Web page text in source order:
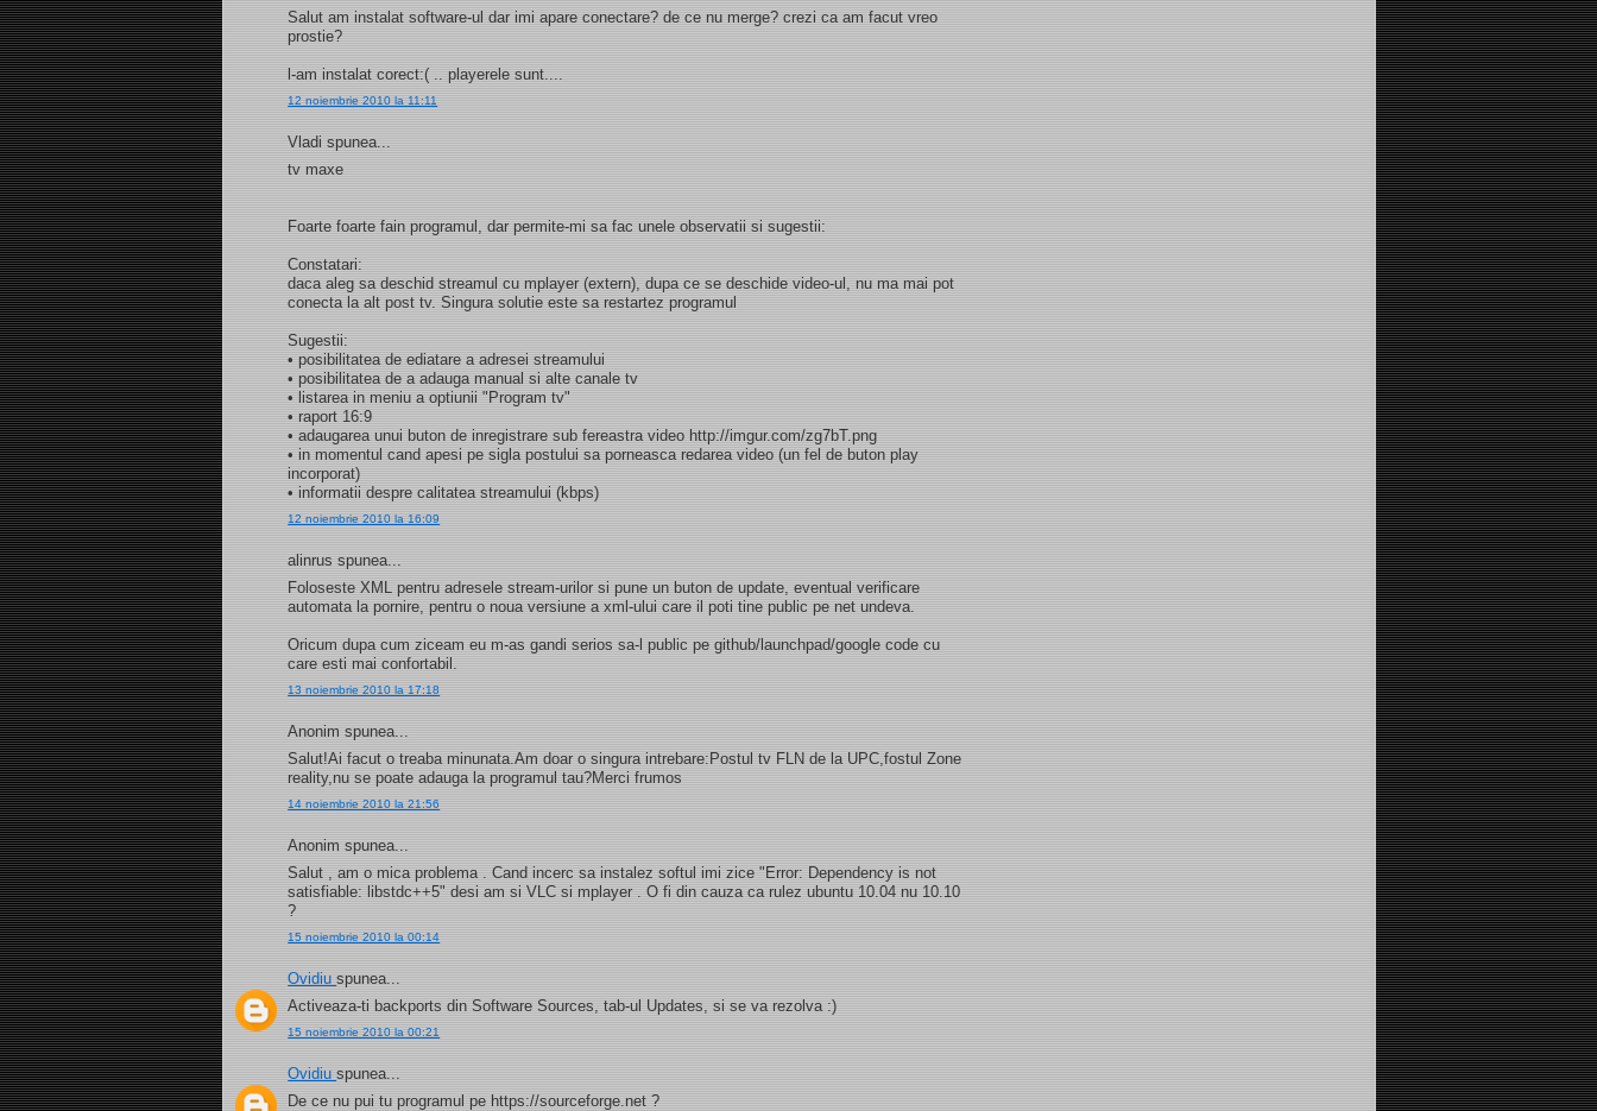
Salut am instalat software-ul dar imi apare conectare? de ce nu merge? crezi ca am facut vreo
prostie?
l-am instalat corect:( .. playerele sunt....
12 noiembrie 2010 la 11:11
Vladi spunea...
tv maxe
Foarte foarte fain programul, dar permite-mi sa fac unele observatii si sugestii:
Constatari:
daca aleg sa deschid streamul cu mplayer (extern), dupa ce se deschide video-ul, nu ma mai pot
conecta la alt post tv. Singura solutie este sa restartez programul
Sugestii:
• posibilitatea de ediatare a adresei streamului
• posibilitatea de a adauga manual si alte canale tv
• listarea in meniu a optiunii "Program tv"
• raport 16:9
• adaugarea unui buton de inregistrare sub fereastra video http://imgur.com/zg7bT.png
• in momentul cand apesi pe sigla postului sa porneasca redarea video (un fel de buton play
incorporat)
• informatii despre calitatea streamului (kbps)
12 noiembrie 2010 la 16:09
alinrus spunea...
Foloseste XML pentru adresele stream-urilor si pune un buton de update, eventual verificare
automata la pornire, pentru o noua versiune a xml-ului care il poti tine public pe net undeva.
Oricum dupa cum ziceam eu m-as gandi serios sa-l public pe github/launchpad/google code cu
care esti mai confortabil.
13 noiembrie 2010 la 17:18
Anonim spunea...
Salut!Ai facut o treaba minunata.Am doar o singura intrebare:Postul tv FLN de la UPC,fostul Zone
reality,nu se poate adauga la programul tau?Merci frumos
14 noiembrie 2010 la 21:56
Anonim spunea...
Salut , am o mica problema . Cand incerc sa instalez softul imi zice "Error: Dependency is not
satisfiable: libstdc++5" desi am si VLC si mplayer . O fi din cauza ca rulez ubuntu 10.04 nu 10.10
?
15 noiembrie 2010 la 00:14
Ovidiuspunea...
Activeaza-ti backports din Software Sources, tab-ul Updates, si se va rezolva :)
15 noiembrie 2010 la 00:21
Ovidiuspunea...
De ce nu pui tu programul pe https://sourceforge.net ?